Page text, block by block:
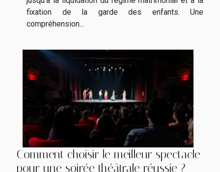
fixation de la garde des enfants. Une
compréhension...
Comment choisir le meilleur spectacle
pour une soirée théâtrale réussie ?